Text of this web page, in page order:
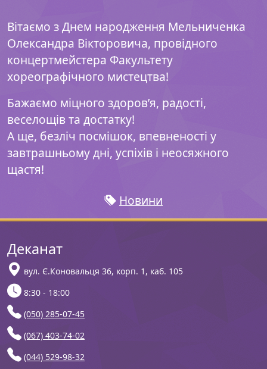
Вітаємо з Днем народження Мельниченка
Олександра Вікторовича, провідного
концертмейстера Факультету
хореографічного мистецтва!
Бажаємо міцного здоров’я, радості,
веселощів та достатку!
А ще, безліч посмішок, впевненості у
завтрашньому дні, успіхів і неосяжного
щастя!
Новини
Деканат
вул. Є.Коновальця 36, корп. 1, каб. 105
8:30 - 18:00
(050) 285-07-45
(067) 403-74-02
(044) 529-98-32